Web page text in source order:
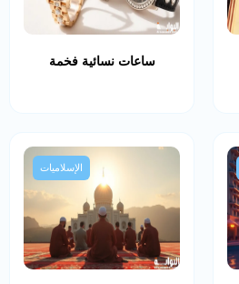
ساعات نسائية فخمة
الإسلاميات